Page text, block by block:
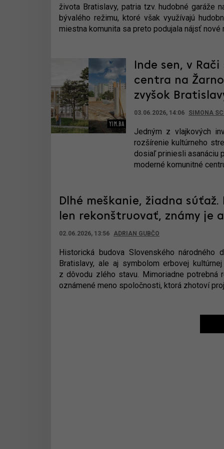
života Bratislavy, patria tzv. hudobné garáže
bývalého režimu, ktoré však využívajú
miestna komunita sa preto podujala nájsť
Inde sen, v
centra na
zvyšok
03.06.2026, 14:06 SIMONA
Jedným z vlajkových
rozšírenie kultúrneho
dosiaľ priniesli asanáciu
moderné komunitné
Dlhé meškanie, žiadna
len rekonštruovať, známy je
02.06.2026, 13:56 ADRIAN GUBČO
Historická budova Slovenského národného
Bratislavy, ale aj symbolom erbovej
z dôvodu zlého stavu. Mimoriadne
oznámené meno spoločnosti, ktorá zhotoví